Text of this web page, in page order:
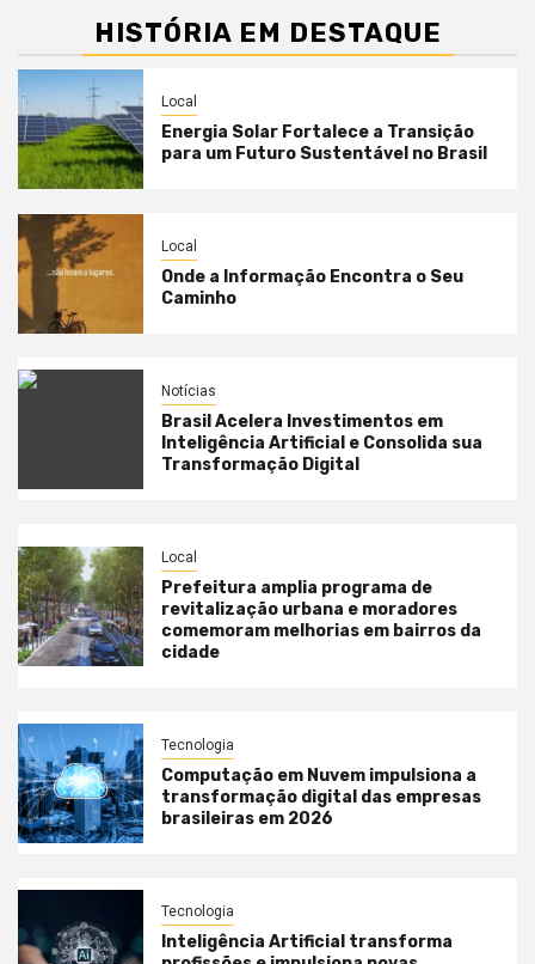
HISTÓRIA EM DESTAQUE
Local
Energia Solar Fortalece a Transição
para um Futuro Sustentável no Brasil
Local
Onde a Informação Encontra o Seu
Caminho
Notícias
Brasil Acelera Investimentos em
Inteligência Artificial e Consolida sua
Transformação Digital
Local
Prefeitura amplia programa de
revitalização urbana e moradores
comemoram melhorias em bairros da
cidade
Tecnologia
Computação em Nuvem impulsiona a
transformação digital das empresas
brasileiras em 2026
Tecnologia
Inteligência Artificial transforma